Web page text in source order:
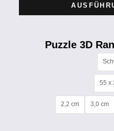
Puzzle 3D
55 x
2,2 cm 3,0 cm